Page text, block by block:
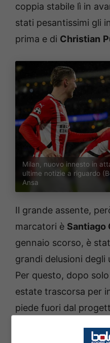
coppia stabile lì in
stati pesantissimi gli
prima e di Christian
Milan, nuovo innesto in
ultime notizie a riguardo
Ansa
Il grande assente,
marcatori è Santiago
gennaio scorso, è
grandi delusioni degli
Per questo, dopo
estate trascorsa per
piede fuori dal
in considerazione e